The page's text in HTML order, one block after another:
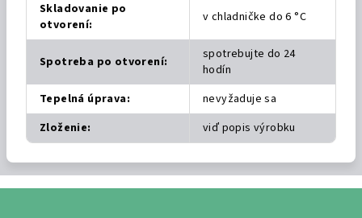
Skladovanie po
otvorení: v chladničke do 6 °C
Spotreba po otvorení:
spotrebujte do 24
hodín
Tepelná úprava:
nevyžaduje sa
Zloženie: viď popis výrobku